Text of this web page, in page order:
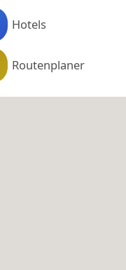
Hotels
Routenplaner